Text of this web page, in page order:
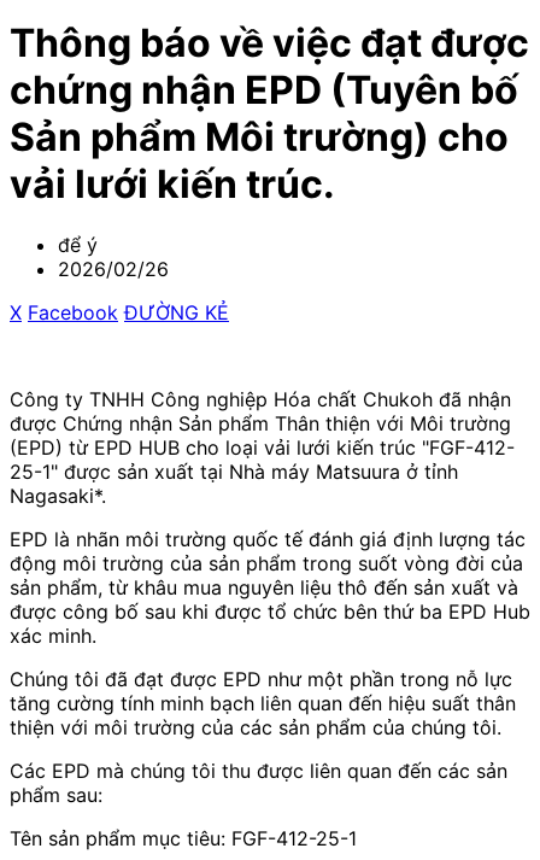
Thông báo về việc đạt được
chứng nhận EPD (Tuyên bố
Sản phẩm Môi trường) cho
vải lưới kiến trúc.
để ý
2026/02/26
X Facebook ​ ​ĐƯỜNG KẺ
Công ty TNHH Công nghiệp Hóa chất Chukoh đã nhận
được Chứng nhận Sản phẩm Thân thiện với Môi trường
(EPD) từ EPD HUB cho loại vải lưới kiến trúc "FGF-412-
25-1" được sản xuất tại Nhà máy Matsuura ở tỉnh
Nagasaki*.
EPD là nhãn môi trường quốc tế đánh giá định lượng tác
động môi trường của sản phẩm trong suốt vòng đời của
sản phẩm, từ khâu mua nguyên liệu thô đến sản xuất và
được công bố sau khi được tổ chức bên thứ ba EPD Hub
xác minh.
Chúng tôi đã đạt được EPD như một phần trong nỗ lực
tăng cường tính minh bạch liên quan đến hiệu suất thân
thiện với môi trường của các sản phẩm của chúng tôi.
Các EPD mà chúng tôi thu được liên quan đến các sản
phẩm sau:
Tên sản phẩm mục tiêu: FGF-412-25-1